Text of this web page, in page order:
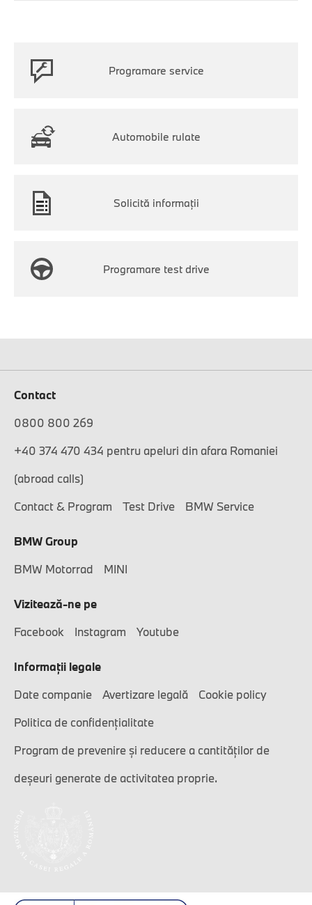
Programare service
Automobile rulate
Solicită informaţii
Programare test drive
Contact
0800 800 269
+40 374 470 434 pentru apeluri din afara Romaniei
(abroad calls)
Contact & Program
Test Drive BMW Service
BMW Group
BMW Motorrad
MINI
Vizitează-ne pe
Facebook
Instagram Youtube
Informaţii legale
Date companie
Avertizare legală
Cookie policy
Politica de confidențialitate
Program de prevenire și reducere a cantităților de
deșeuri generate de activitatea proprie.